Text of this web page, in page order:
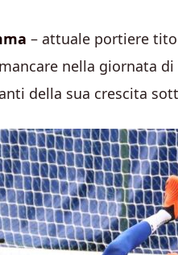
– attuale portiere
nella giornata
della sua crescita